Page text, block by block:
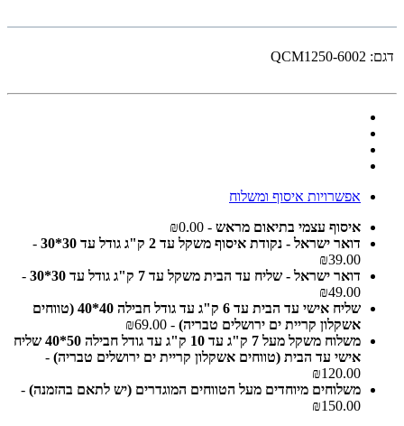
דגם: QCM1250-6002
אפשרויות איסוף ומשלוח
איסוף עצמי בתיאום מראש - ₪0.00
דואר ישראל - נקודת איסוף משקל עד 2 ק"ג גודל עד 30*30
-
₪39.00
דואר ישראל - שליח עד הבית משקל עד 7 ק"ג גודל עד 30*30
-
₪49.00
שליח אישי עד הבית עד 6 ק"ג עד גודל חבילה 40*40 (טווחים
אשקלון קריית ים ירושלים טבריה) - ₪69.00
משלוח משקל מעל 7 ק"ג עד 10 ק"ג עד גודל חבילה 50*40 שליח
אישי עד הבית (טווחים אשקלון קריית ים ירושלים טבריה) -
₪120.00
משלוחים מיוחדים מעל הטווחים המוגדרים (יש לתאם בהזמנה) -
₪150.00